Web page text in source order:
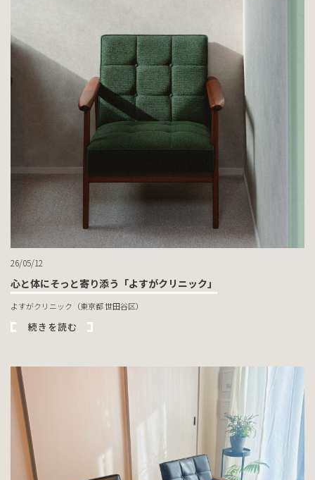
26/05/12
心と体にそっと寄り添う「よすがクリニック」
よすがクリニック（東京都 世田谷区）
続きを読む